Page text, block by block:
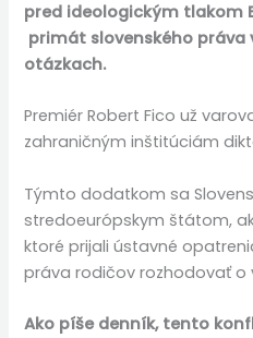
pred ideologickým tlakom
primát slovenského
otázkach.
Premiér Robert Fico už
zahraničným inštitúciám
Týmto dodatkom sa
stredoeurópskym štátom,
ktoré prijali ústavné
práva rodičov rozhodovať o
Ako píše denník, tento